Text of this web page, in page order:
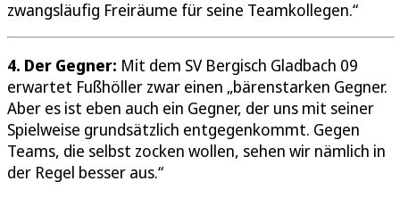
zwangsläufig Freiräume für seine Teamkollegen.“
4. Der Gegner: Mit dem SV Bergisch Gladbach 09
erwartet Fußhöller zwar einen „bärenstarken Gegner.
Aber es ist eben auch ein Gegner, der uns mit seiner
Spielweise grundsätzlich entgegenkommt. Gegen
Teams, die selbst zocken wollen, sehen wir nämlich in
der Regel besser aus.“